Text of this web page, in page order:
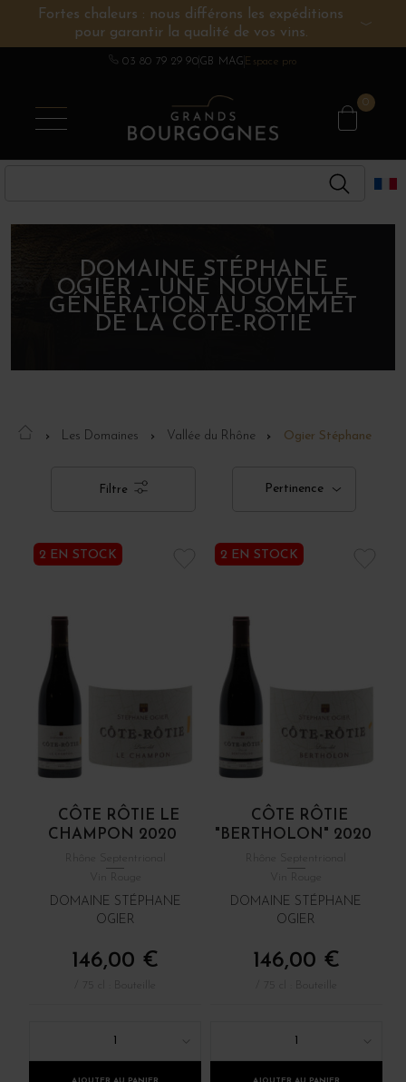
Fortes chaleurs : nous différons les expéditions
pour garantir la qualité de vos vins.
03 80 79 29 90GB MAG Espace pro
0
VINS DE BOURGOGNE
CHAMPAGNE
AUTRES RÉGIONS
SPIRITUEUX
DOMAINES
DOMAINE STÉPHANE
OGIER – UNE NOUVELLE
GÉNÉRATION AU SOMMET
DE LA CÔTE-RÔTIE
Les Domaines Vallée du Rhône Ogier Stéphane
Filtre Pertinence
2 EN STOCK
CÔTE RÔTIE LE
CHAMPON 2020
DOMAINE STÉPHANE
OGIER
146,00 €
1
2 EN STOCK
CÔTE RÔTIE
"BERTHOLON" 2020
DOMAINE STÉPHANE
OGIER
146,00 €
1